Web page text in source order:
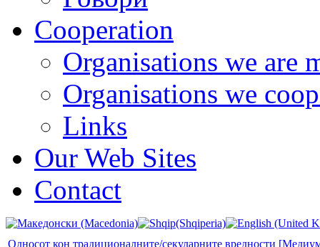
Cooperation
Organisations we are
Organisations we
Links
Our Web Sites
Contact
Односот кон традиционалните/секуларните вредности